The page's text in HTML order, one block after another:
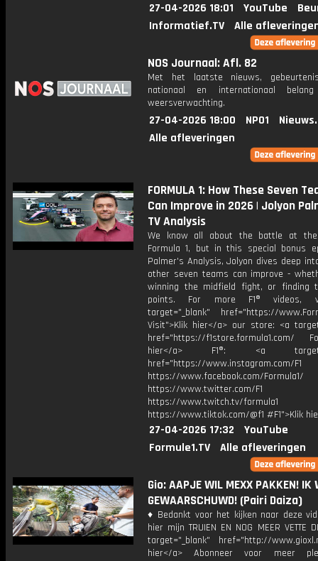
27-04-2026 18:01 YouTube
Informatief.TV
Alle
NOS Journaal: Afl. 82
Met het laatste nieuws,
nationaal en internationaal
weersverwachting.
27-04-2026 18:00 NPO1
Alle afleveringen
FORMULA 1: How These Seven
Can Improve in 2026 | Jolyon
TV Analysis
We know all about the battle at
Formula 1, but in this special bonus
Palmer's Analysis, Jolyon dives deep
other seven teams can improve -
winning the midfield fight, or finding
points. For more F1® videos,
target="_blank" href="https://
Visit">Klik hier</a> our store: <a
href="https://f1store.formula1.com/
hier</a> F1®: <a
href="https://www.instagram.com/F1
https://www.facebook.com/Formula1/
https://www.twitter.com/F1
https://www.twitch.tv/formula1
https://www.tiktok.com/@f1 #F1">Klik
27-04-2026 17:32
YouTube
Formule1.TV
Alle afleveringen
Gio: AAPJE WIL MEXX PAKKEN! IK
GEWAARSCHUWD! (Pairi Daiza)
♦ Bedankt voor het kijken naar deze
hier mijn TRUIEN EN NOG MEER VETTE
target="_blank" href="http://
hier</a> Abonneer voor meer